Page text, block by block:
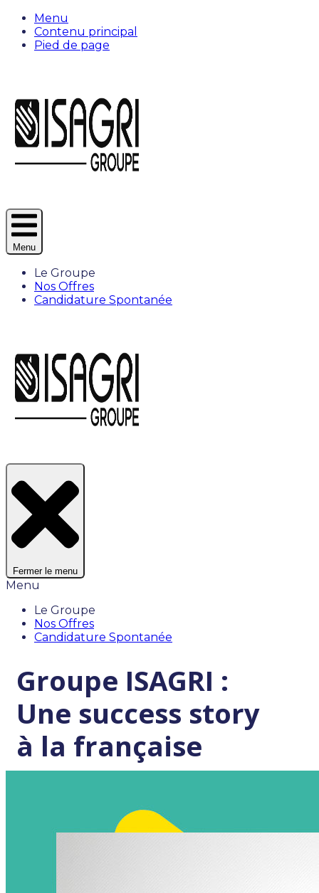
Menu
Contenu principal
Pied de page
Menu
Le Groupe
Nos Offres
Candidature Spontanée
Fermer le menu
Menu
Le Groupe
Nos Offres
Candidature Spontanée
Groupe ISAGRI :
Une success story
à la française